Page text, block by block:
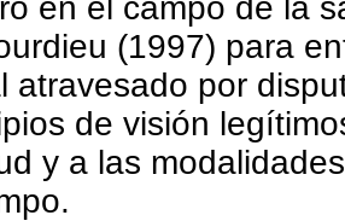
en el campo de la
(1997) para
atravesado por
de visión
y a las